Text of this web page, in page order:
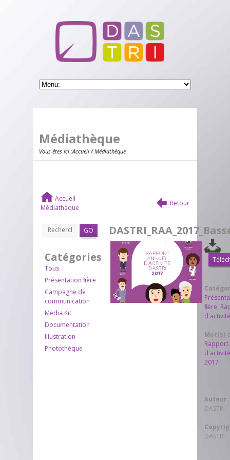
Médiathèque
Vous êtes ici :Accueil/ Médiathèque
Accueil
Médiathèque
Retour
GO
Catégories
Tous
Présentation filière
Campagne de
communication
Media Kit
Documentation
Illustration
Photothèque
filière,
d'activité
Mot(s)
Rapport
2017
Auteur:
DASTRI
DASTRI